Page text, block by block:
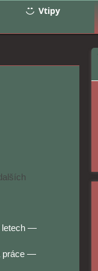
Vtipy
—
práce —